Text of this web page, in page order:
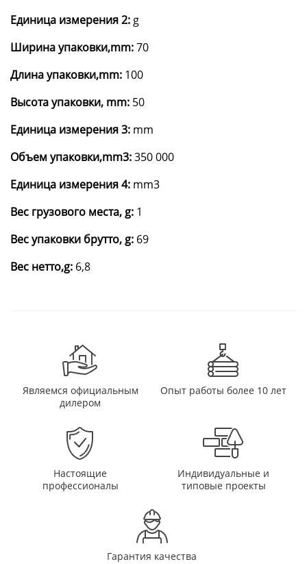
Единица измерения 2: g
Ширина упаковки,mm:70
Длина упаковки,mm: 100
Высота упаковки, mm: 50
Единица измерения 3: mm
Объем упаковки,mm3:350 000
Единица измерения 4: mm3
Вес грузового места, g: 1
Вес упаковки брутто, g: 69
Вес нетто,g: 6,8
Являемся официальным
дилером
Опыт работы более 10 лет
Настоящие
профессионалы
Индивидуальные и
типовые проекты
Гарантия качества